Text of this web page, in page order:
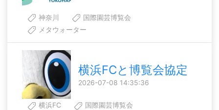
神奈川
国際園芸博覧会
メタウォーター
横浜FCと博覧会協定
2026-07-08 14:35:36
横浜FC
国際園芸博覧会